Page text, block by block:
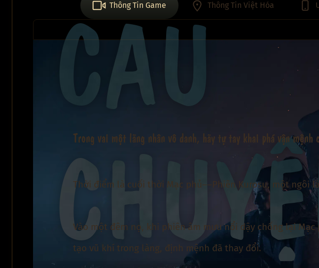
Thông Tin Game Thông Tin Việt Hóa
CÂU
Trong vai một lãng nhân vô danh, hãy tự tay khai phá vận mệnh
Thời điểm là cuối thời Mạc phủ――Phiên Kurosu, một ngôi
Vào một đêm nọ, khi phiên âm mưu nổi dậy chống lại Mạc
tạo vũ khí trong làng, định mệnh đã thay đổi.